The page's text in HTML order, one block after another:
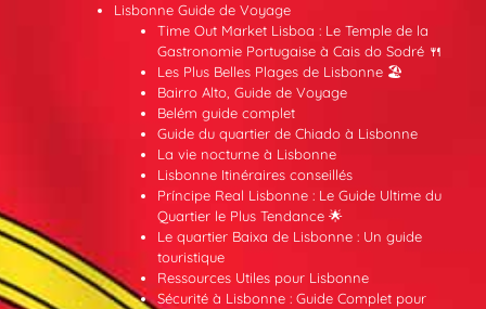
Lisbonne Guide de Voyage
Time Out Market Lisboa : Le Temple de la
Gastronomie Portugaise à Cais do Sodré 🍴
Les Plus Belles Plages de Lisbonne 🏖️
Bairro Alto, Guide de Voyage
Belém guide complet
Guide du quartier de Chiado à Lisbonne
La vie nocturne à Lisbonne
Lisbonne Itinéraires conseillés
Príncipe Real Lisbonne : Le Guide Ultime du
Quartier le Plus Tendance 🌟
Le quartier Baixa de Lisbonne : Un guide
touristique
Ressources Utiles pour Lisbonne
Sécurité à Lisbonne : Guide Complet pour